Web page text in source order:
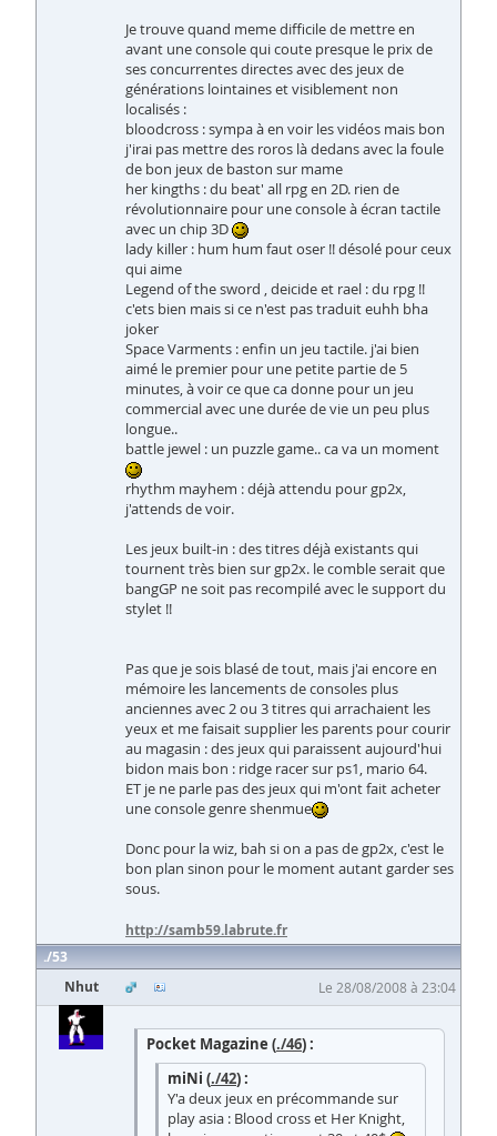
Je trouve quand meme difficile de mettre en
avant une console qui coute presque le prix de
ses concurrentes directes avec des jeux de
générations lointaines et visiblement non
localisés :
bloodcross : sympa à en voir les vidéos mais bon
j'irai pas mettre des roros là dedans avec la foule
de bon jeux de baston sur mame
her kingths : du beat' all rpg en 2D. rien de
révolutionnaire pour une console à écran tactile
avec un chip 3D
lady killer : hum hum faut oser !! désolé pour ceux
qui aime
Legend of the sword , deicide et rael : du rpg !!
c'ets bien mais si ce n'est pas traduit euhh bha
joker
Space Varments : enfin un jeu tactile. j'ai bien
aimé le premier pour une petite partie de 5
minutes, à voir ce que ca donne pour un jeu
commercial avec une durée de vie un peu plus
longue..
battle jewel : un puzzle game.. ca va un moment
rhythm mayhem : déjà attendu pour gp2x,
j'attends de voir.
Les jeux built-in : des titres déjà existants qui
tournent très bien sur gp2x. le comble serait que
bangGP ne soit pas recompilé avec le support du
stylet !!
Pas que je sois blasé de tout, mais j'ai encore en
mémoire les lancements de consoles plus
anciennes avec 2 ou 3 titres qui arrachaient les
yeux et me faisait supplier les parents pour courir
au magasin : des jeux qui paraissent aujourd'hui
bidon mais bon : ridge racer sur ps1, mario 64.
ET je ne parle pas des jeux qui m'ont fait acheter
une console genre shenmue
Donc pour la wiz, bah si on a pas de gp2x, c'est le
bon plan sinon pour le moment autant garder ses
sous.
http://samb59.labrute.fr
53
Nhut
Le 28/08/2008 à 23:04
Pocket Magazine (./46) :
miNi (./42) :
Y'a deux jeux en précommande sur
play asia : Blood cross et Her Knight,